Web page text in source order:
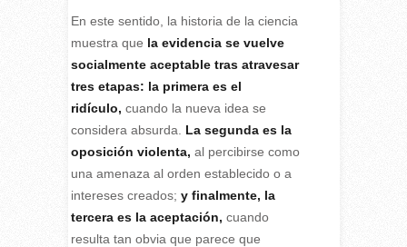
En este sentido, la historia de la ciencia
muestra que la evidencia se vuelve
socialmente aceptable tras atravesar
tres etapas: la primera es el
ridículo, cuando la nueva idea se
considera absurda.
La segunda es la
oposición violenta, al percibirse como
una amenaza al orden establecido o a
intereses creados; y finalmente, la
tercera es la aceptación, cuando
resulta tan obvia que parece que